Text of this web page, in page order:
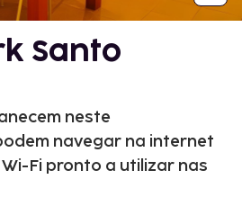
Santo
neste
navegar na internet
Fi pronto a utilizar nas